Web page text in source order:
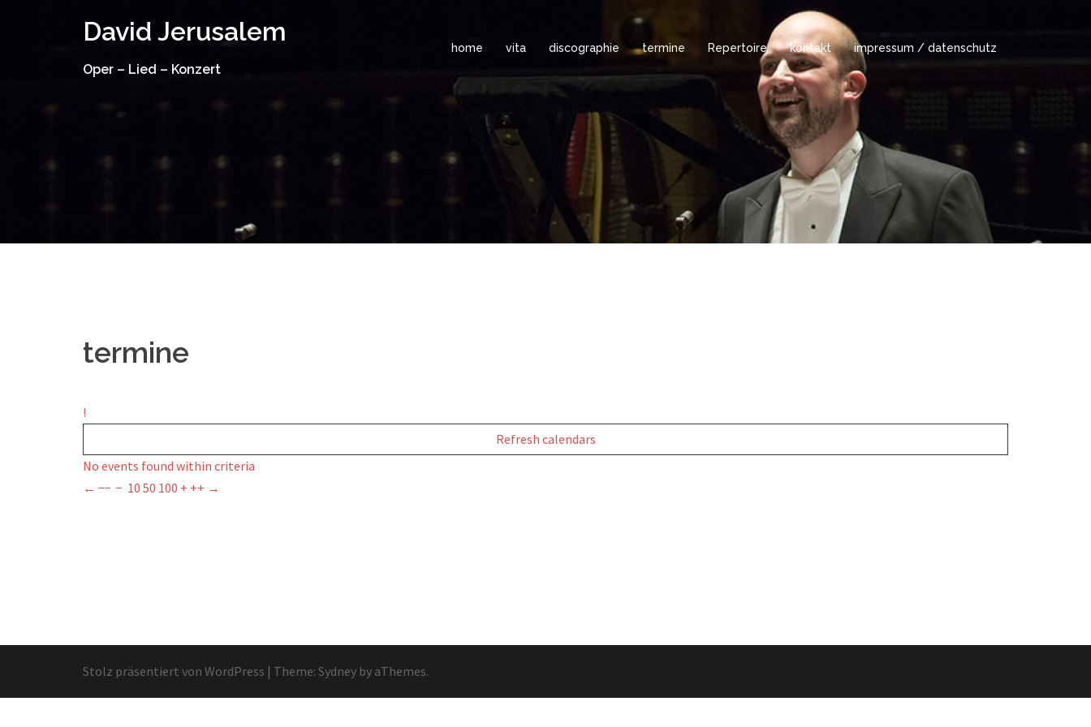
David Jerusalem
Oper – Lied – Konzert
home vita discographie termine Repertoire kontakt impressum / datenschutz
termine
!
Refresh calendars
No events found within criteria
← −− − 10 50 100 + ++ →
Stolz präsentiert von WordPress | Theme: Sydney by aThemes.